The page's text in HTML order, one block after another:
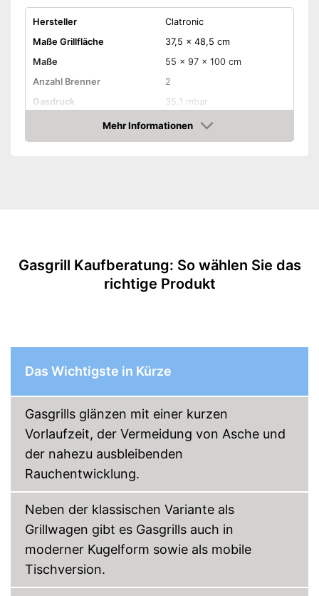
Hersteller
Clatronic
Maße Grillfläche
37,5 x 48,5 cm
Maße
55 x 97 x 100 cm
Anzahl Brenner
2
Gasdruck
35,1 mbar
Butan, Propan
Gewicht 1,8 kg
Verfügt über eine
Piezozündung
dank Haube
Amazon Lieferzeit
siehe Anbieter
Mehr Informationen
Amazon
Gasgrill Kaufberatung: So wählen Sie das
richtige Produkt
Das Wichtigste in Kürze
Gasgrills glänzen mit einer kurzen
Vorlaufzeit, der Vermeidung von Asche und
der nahezu ausbleibenden
Rauchentwicklung.
Neben der klassischen Variante als
Grillwagen gibt es Gasgrills auch in
moderner Kugelform sowie als mobile
Tischversion.